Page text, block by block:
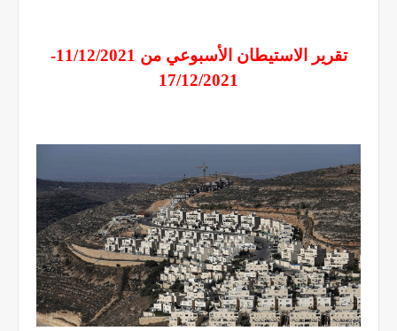
تقرير الاستيطان الأسبوعي من 11/12/2021-
17/12/2021